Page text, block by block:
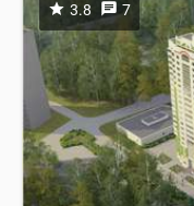
3.8 7